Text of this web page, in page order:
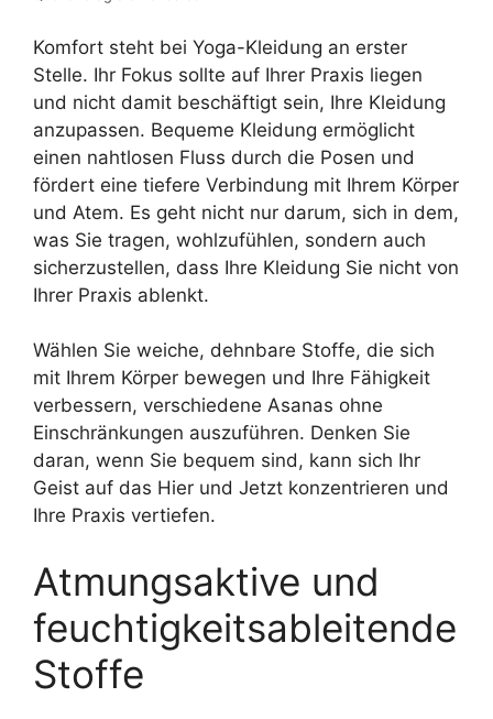
Komfort steht bei Yoga-Kleidung an erster
Stelle. Ihr Fokus sollte auf Ihrer Praxis liegen
und nicht damit beschäftigt sein, Ihre Kleidung
anzupassen. Bequeme Kleidung ermöglicht
einen nahtlosen Fluss durch die Posen und
fördert eine tiefere Verbindung mit Ihrem Körper
und Atem. Es geht nicht nur darum, sich in dem,
was Sie tragen, wohlzufühlen, sondern auch
sicherzustellen, dass Ihre Kleidung Sie nicht von
Ihrer Praxis ablenkt.
Wählen Sie weiche, dehnbare Stoffe, die sich
mit Ihrem Körper bewegen und Ihre Fähigkeit
verbessern, verschiedene Asanas ohne
Einschränkungen auszuführen. Denken Sie
daran, wenn Sie bequem sind, kann sich Ihr
Geist auf das Hier und Jetzt konzentrieren und
Ihre Praxis vertiefen.
Atmungsaktive und
feuchtigkeitsableitende
Stoffe